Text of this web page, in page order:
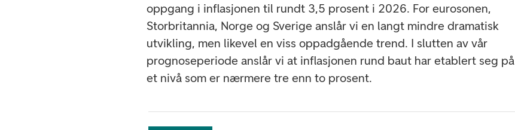
oppgang i inflasjonen til rundt 3,5 prosent i 2026. For eurosonen,
Storbritannia, Norge og Sverige anslår vi en langt mindre dramatisk
utvikling, men likevel en viss oppadgående trend. I slutten av vår
prognoseperiode anslår vi at inflasjonen rund baut har etablert seg på
et nivå som er nærmere tre enn to prosent.